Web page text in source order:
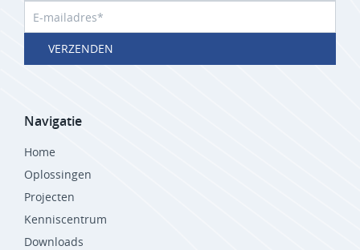
VERZENDEN
Navigatie
Home
Oplossingen
Projecten
Kenniscentrum
Downloads